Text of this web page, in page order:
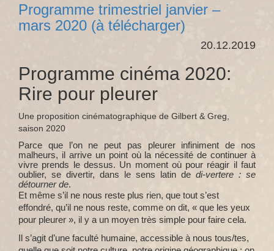
Programme trimestriel janvier –
mars 2020 (à télécharger)
20.12.2019
Programme cinéma 2020:
Rire pour pleurer
Une proposition cinématographique de Gilbert & Greg,
saison 2020
Parce que l’on ne peut pas pleurer infiniment de nos
malheurs, il arrive un point où la nécessité de continuer à
vivre prends le dessus. Un moment où pour réagir il faut
oublier, se divertir, dans le sens latin de di-vertere : se
détourner de.
Et même s’il ne nous reste plus rien, que tout s’est
effondré, qu’il ne nous reste, comme on dit, « que les yeux
pour pleurer », il y a un moyen très simple pour faire cela.
Il s’agit d’une faculté humaine, accessible à nous tous/tes,